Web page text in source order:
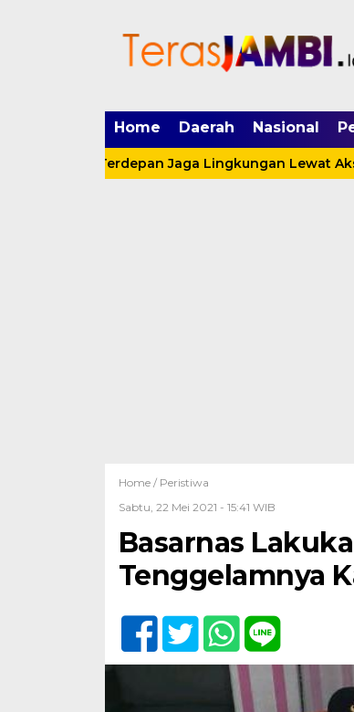
Home Daerah Nasional
Terdepan Jaga Lingkungan Lewat Aksi Nyata
Home / Peristiwa
Sabtu, 22 Mei 2021 - 15:41 WIB
Basarnas
Tenggelamnya